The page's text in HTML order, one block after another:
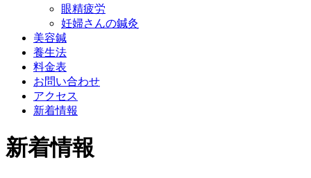
眼精疲労
妊婦さんの鍼灸
美容鍼
養生法
料金表
お問い合わせ
アクセス
新着情報
新着情報